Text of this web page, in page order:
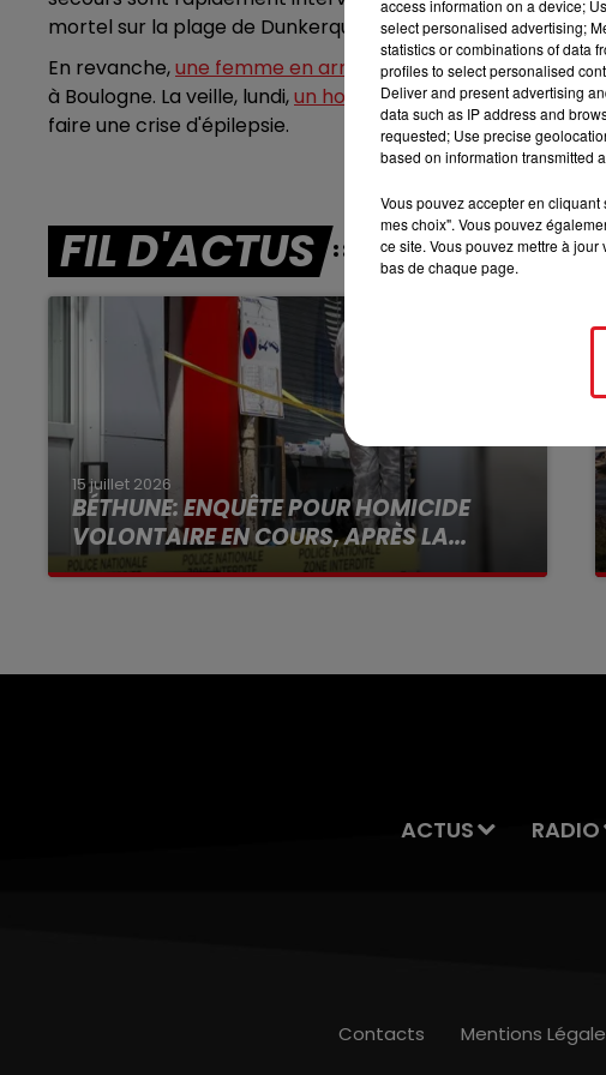
7h00 - 10h00
RDL WEEK-END
mortel sur la plage de Dunkerque depuis le début de la
En revanche,une femme en arrêt cardiaque sur la plage
à Boulogne. La veille, lundi,un homme avait déjà été sauvé
faire une crise d'épilepsie.
FIL D'ACTUS
15 juillet 2026
BÉTHUNE: ENQUÊTE POUR HOMICIDE
VOLONTAIRE EN COURS, APRÈS LA...
Selon les premiers éléments, le logement
ACTUS RADIO
Contacts Mentions
access information on a device;
select personalised advertising;
statistics or combinations of data
profiles to select personalised
Deliver and present advertising
data such as IP address and
requested; Use precise
based on information transmitted
Vous pouvez accepter en
mes choix". Vous pouvez
ce site. Vous pouvez mettre à
bas de chaque page.